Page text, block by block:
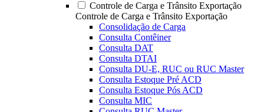
Controle de Carga e Trânsito Exportação
Controle de Carga e Trânsito Exportação
Consolidação de Carga
Consulta Contêiner
Consulta DAT
Consulta DTAI
Consulta DU-E, RUC ou RUC Master
Consulta Estoque Pré ACD
Consulta Estoque Pós ACD
Consulta MIC